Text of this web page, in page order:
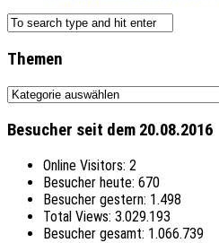
Themen
Themen
Besucher seit dem 20.08.2016
Online Visitors: 2
Besucher heute: 670
Besucher gestern: 1.498
Total Views: 3.029.193
Besucher gesamt: 1.066.739